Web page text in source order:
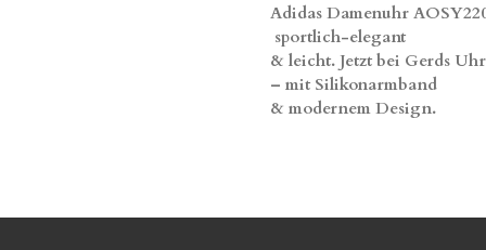
Adidas Damenuhr
sportlich-elegant
& leicht. Jetzt bei Gerds
– mit Silikonarmband
& modernem Design.